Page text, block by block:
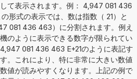
て表示されます。例： 4,947 081 436
の形式の表示では、数は指数（ 21）と
081 436 463）に分割されます。例え
のように表示できる数字が限られてい
081 436 463 E+21のように表記す
。これにより、特に非常に大きい数値
値が読みやすくなります。上記の例で